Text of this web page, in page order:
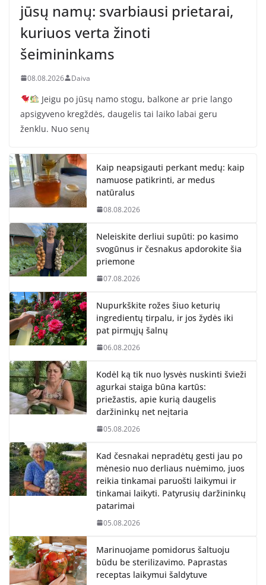
jūsų namų: svarbiausi prietarai,
kuriuos verta žinoti
šeimininkams
08.08.2026 Daiva
Jeigu po jūsų namo stogu, balkone ar prie lango
apsigyveno kregždės, daugelis tai laiko labai geru
ženklu. Nuo senų
Kaip neapsigauti perkant medų: kaip
namuose patikrinti, ar medus
natūralus
08.08.2026
Neleiskite derliui supūti: po kasimo
svogūnus ir česnakus apdorokite šia
priemone
07.08.2026
Nupurkškite rožes šiuo keturių
ingredientų tirpalu, ir jos žydės iki
pat pirmųjų šalnų
06.08.2026
Kodėl ką tik nuo lysvės nuskinti švieži
agurkai staiga būna kartūs:
priežastis, apie kurią daugelis
daržininkų net neįtaria
05.08.2026
Kad česnakai nepradėtų gesti jau po
mėnesio nuo derliaus nuėmimo, juos
reikia tinkamai paruošti laikymui ir
tinkamai laikyti. Patyrusių daržininkų
patarimai
05.08.2026
Marinuojame pomidorus šaltuoju
būdu be sterilizavimo. Paprastas
receptas laikymui šaldytuve